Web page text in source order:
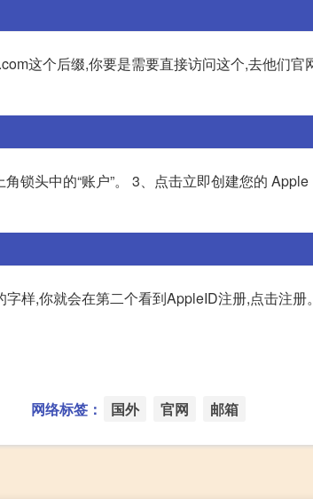
这个后缀,你要是需要直接访问这个,去他们
锁头中的“账户”。 3、点击立即创建您的 Apple
字样,你就会在第二个看到AppleID注册,点击注
网络标签： 国外 官网 邮箱